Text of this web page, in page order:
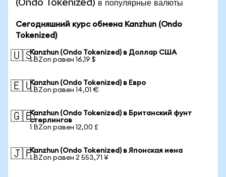
(Ondo Tokenized) в популярные валюты
Сегодняшний курс обмена Kanzhun (Ondo
Tokenized)
🇺🇸Kanzhun (Ondo Tokenized) в Доллар США
1 BZon равен 16,19 $
🇪🇺Kanzhun (Ondo Tokenized) в Евро
1 BZon равен 14,01 €
🇬🇧Kanzhun (Ondo Tokenized) в Британский фунт
стерлингов
1 BZon равен 12,00 £
🇯🇵Kanzhun (Ondo Tokenized) в Японская иена
1 BZon равен 2 553,71 ¥